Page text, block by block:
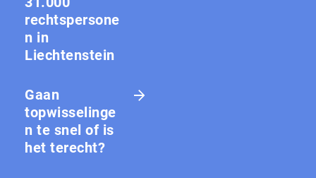
rechtspersone
n in
Liechtenstein
Gaan
topwisselinge
n te snel of is
het terecht?